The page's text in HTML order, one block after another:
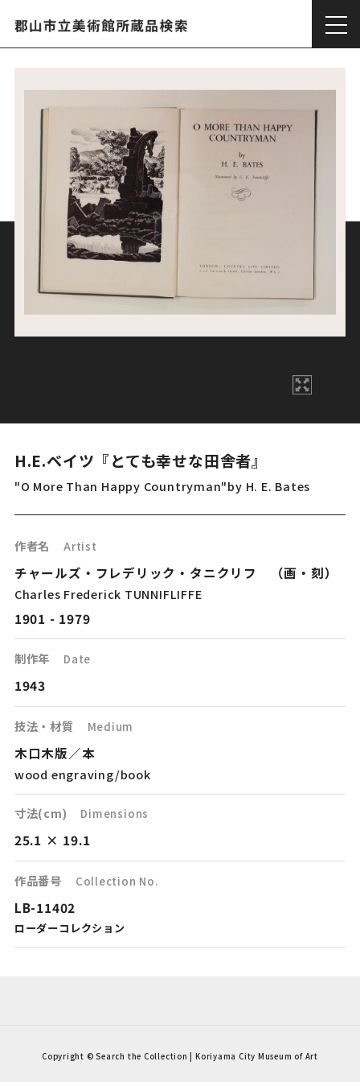
H.E.ベイツ『とても幸せな田舎者』
"O More Than Happy Countryman"by H. E. Bates
作者名 Artist
チャールズ・フレデリック・タニクリフ （画・刻）
Charles Frederick TUNNIFLIFFE
1901 - 1979
制作年 Date
1943
技法・材質 Medium
木口木版／本
wood engraving/book
寸法(cm) Dimensions
25.1 × 19.1
作品番号 Collection No.
LB-11402
ローダーコレクション
Copyright © Search the Collection | Koriyama City Museum of Art